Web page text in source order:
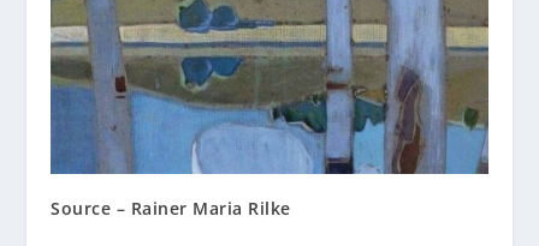
Source – Rainer Maria Rilke